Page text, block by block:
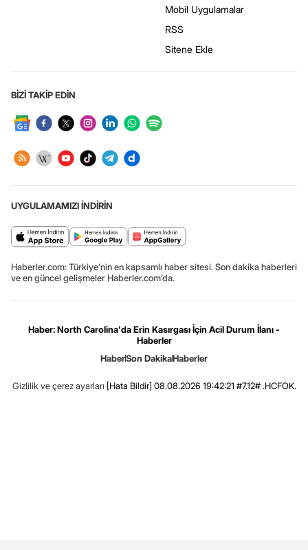
Mobil Uygulamalar
RSS
Sitene Ekle
BİZİ TAKİP EDİN
UYGULAMAMIZI İNDİRİN
Haberler.com: Türkiye’nin en kapsamlı haber sitesi. Son dakika haberleri
ve en güncel gelişmeler Haberler.com’da.
Haber: North Carolina'da Erin Kasırgası İçin Acil Durum İlanı -
Haberler
HaberSon DakikaHaberler
Gizlilik ve çerez ayarları [Hata Bildir] 08.08.2026 19:42:21 #7.12# .HCFOK.